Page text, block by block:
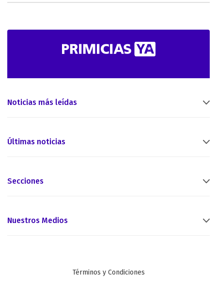
Noticias más leídas
Últimas noticias
Secciones
Nuestros Medios
Términos y Condiciones